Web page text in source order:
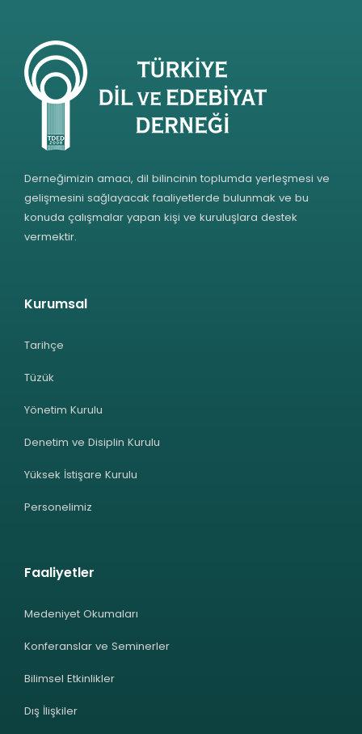
Derneğimizin amacı, dil bilincinin toplumda yerleşmesi ve
gelişmesini sağlayacak faaliyetlerde bulunmak ve bu
konuda çalışmalar yapan kişi ve kuruluşlara destek
vermektir.
Kurumsal
Tarihçe
Tüzük
Yönetim Kurulu
Denetim ve Disiplin Kurulu
Yüksek İstişare Kurulu
Personelimiz
Faaliyetler
Medeniyet Okumaları
Konferanslar ve Seminerler
Bilimsel Etkinlikler
Dış İlişkiler